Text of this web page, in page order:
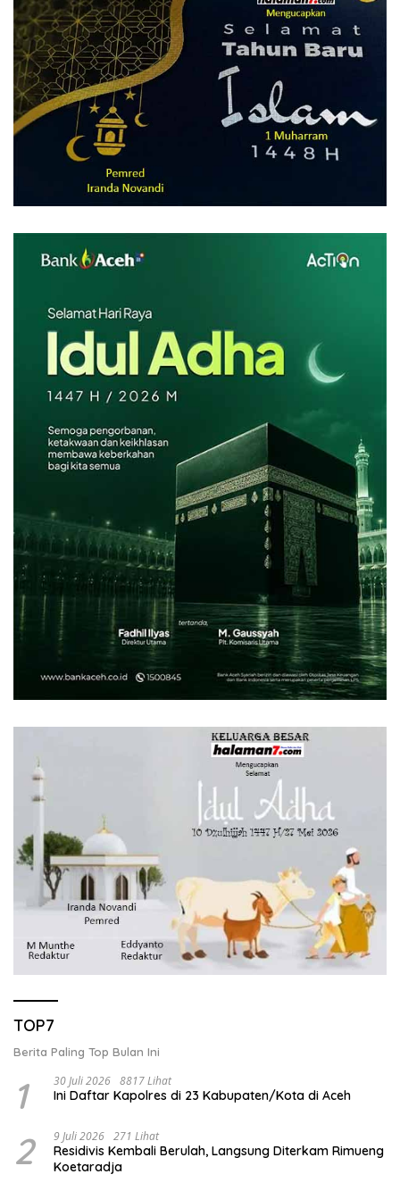
TOP7
Berita Paling Top Bulan Ini
1 30 Juli 2026 8817 Lihat
Ini Daftar Kapolres di 23 Kabupaten/Kota di Aceh
2 9 Juli 2026 271 Lihat
Residivis Kembali Berulah, Langsung Diterkam Rimueng
Koetaradja